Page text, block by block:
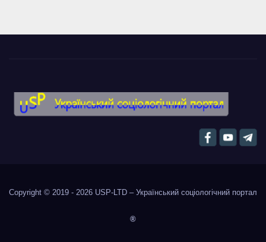
Copyright © 2019 - 2026 USP-LTD – Український соціологічний портал
®